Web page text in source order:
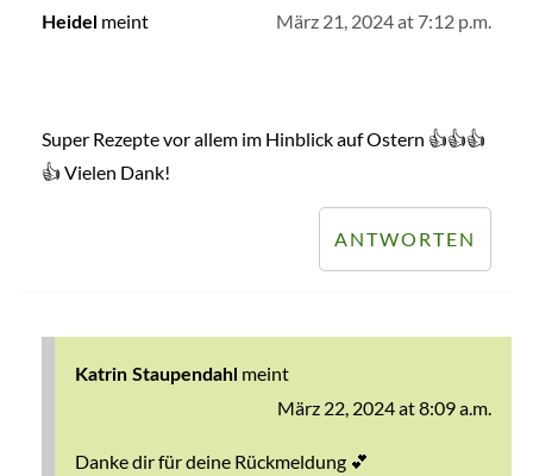
Heidel meint März 21, 2024 at 7:12 p.m.
Super Rezepte vor allem im Hinblick auf Ostern 👍👍👍
👍 Vielen Dank!
ANTWORTEN
Katrin Staupendahl meint
März 22, 2024 at 8:09 a.m.
Danke dir für deine Rückmeldung 💕